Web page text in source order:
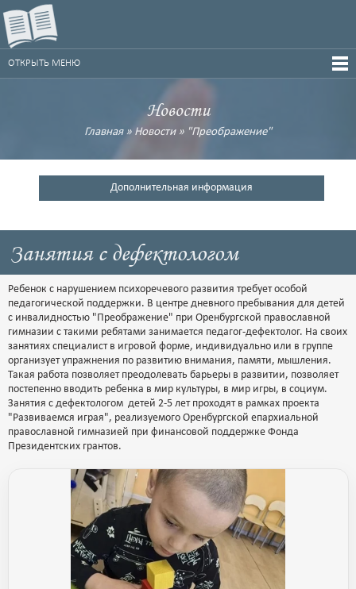
ОТКРЫТЬ МЕНЮ
Новости
Главная» Новости» "Преображение"
Дополнительная информация
Занятия с дефектологом
Ребенок с нарушением психоречевого развития требует особой
педагогической поддержки. В центре дневного пребывания для детей
с инвалидностью "Преображение" при Оренбургской православной
гимназии с такими ребятами занимается педагог-дефектолог. На своих
занятиях специалист в игровой форме, индивидуально или в группе
организует упражнения по развитию внимания, памяти, мышления.
Такая работа позволяет преодолевать барьеры в развитии, позволяет
постепенно вводить ребенка в мир культуры, в мир игры, в социум.
Занятия с дефектологом детей 2-5 лет проходят в рамках проекта
"Развиваемся играя", реализуемого Оренбургской епархиальной
православной гимназией при финансовой поддержке Фонда
Президентских грантов.